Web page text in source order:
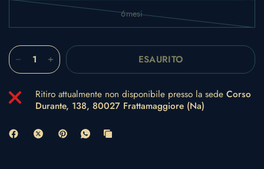
6mesi
ESAURITO
Ritiro attualmente non disponibile presso la sedeCorso
Durante, 138, 80027 Frattamaggiore (Na)